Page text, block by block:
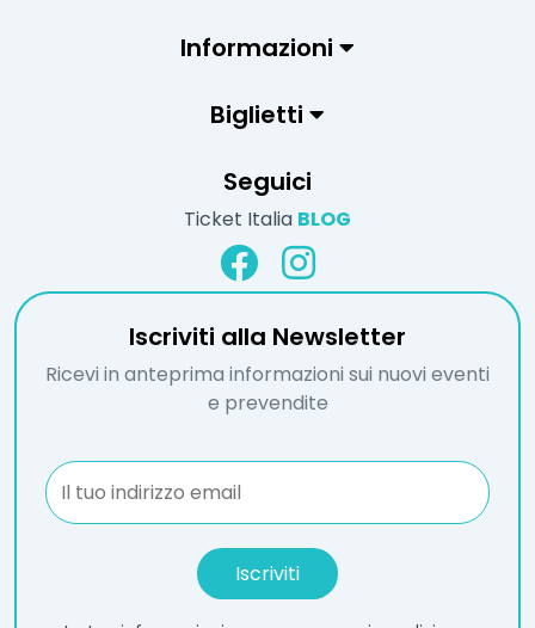
Informazioni
Biglietti
Seguici
Ticket Italia BLOG
Iscriviti alla Newsletter
Ricevi in anteprima informazioni sui nuovi eventi
e prevendite